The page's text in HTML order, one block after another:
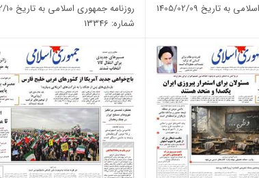
روزنامه جمهوری اسلامی به تاریخ 1405/02/10
شماره: 13346
به تاریخ 1405/02/09